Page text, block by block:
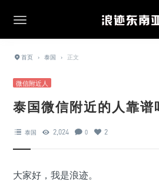
首页 › 泰国 › 正文
微信附近人
泰国微信附近的人靠谱
泰国 2,024 0 2
大家好，我是浪迹。